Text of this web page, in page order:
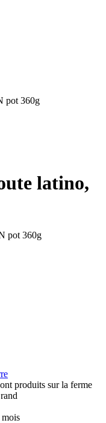
pot 360g
latino,
produits sur la ferme